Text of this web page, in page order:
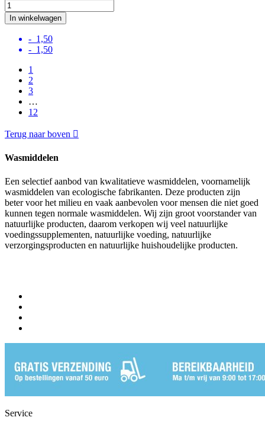
In winkelwagen
- 1,50
- 1,50
1
2
3
…
12
Terug naar boven 
Wasmiddelen
Een selectief aanbod van kwalitatieve wasmiddelen, voornamelijk
wasmiddelen van ecologische fabrikanten. Deze producten zijn
beter voor het milieu en vaak aanbevolen voor mensen die niet goed
kunnen tegen normale wasmiddelen. Wij zijn groot voorstander van
natuurlijke producten, daarom verkopen wij veel natuurlijke
voedingssupplementen, natuurlijke voeding, natuurlijke
verzorgingsproducten en natuurlijke huishoudelijke producten.
Service